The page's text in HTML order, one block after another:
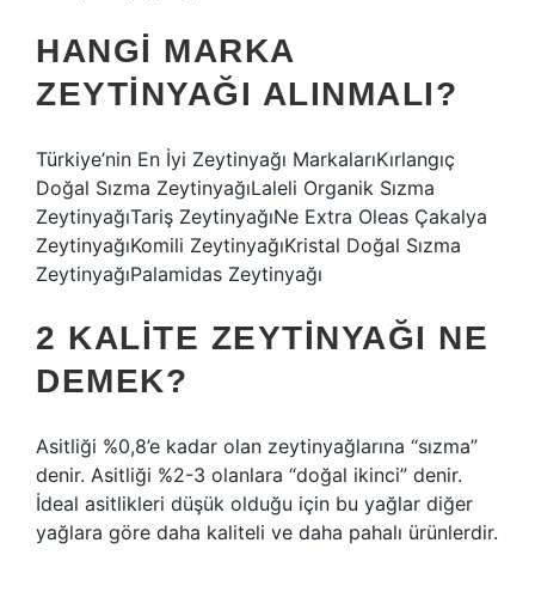
HANGI MARKA
ZEYTINYAĞI ALINMALI?
Türkiye’nin En İyi Zeytinyağı MarkalarıKırlangıç ​​​​​​​​
Doğal Sızma ZeytinyağıLaleli Organik Sızma
ZeytinyağıTariş ZeytinyağıNe Extra Oleas Çakalya
ZeytinyağıKomili ZeytinyağıKristal Doğal Sızma
ZeytinyağıPalamidas Zeytinyağı
2 KALITE ZEYTINYAĞI NE
DEMEK?
Asitliği %0,8’e kadar olan zeytinyağlarına “sızma”
denir. Asitliği %2-3 olanlara “doğal ikinci” denir.
İdeal asitlikleri düşük olduğu için bu yağlar diğer
yağlara göre daha kaliteli ve daha pahalı ürünlerdir.